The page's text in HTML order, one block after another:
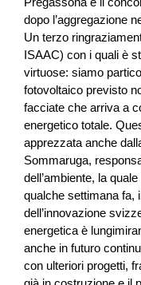
dopo l’aggregazione
Un terzo
ISAAC) con i quali è
virtuose: siamo
fotovoltaico previsto
facciate che arriva a
energetico totale.
apprezzata anche
Sommaruga,
dell’ambiente, la
qualche settimana fa,
dell’innovazione
energetica è
anche in futuro
con ulteriori progetti,